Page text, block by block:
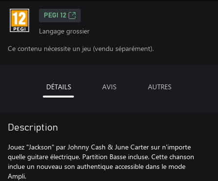
PEGI 12
Langage grossier
Ce contenu nécessite un jeu (vendu séparément).
DÉTAILS AVIS AUTRES
Description
Jouez "Jackson" par Johnny Cash & June Carter sur n'importe
quelle guitare électrique. Partition Basse incluse. Cette chanson
inclue un nouveau son authentique accessible dans le mode
Ampli.